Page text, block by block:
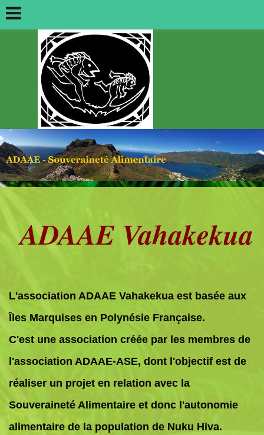
ADAAE Vahakekua
L'association ADAAE Vahakekua est basée aux
Îles Marquises en Polynésie Française.
C'est une association créée par les membres de
l'association ADAAE-ASE, dont l'objectif est de
réaliser un projet en relation avec la
Souveraineté Alimentaire et donc l'autonomie
alimentaire de la population de Nuku Hiva.